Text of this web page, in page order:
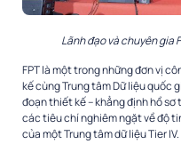
Lãnh đạo và chuyên gia
FPT là một trong những đơn vị
kế cùng Trung tâm Dữ liệu quốc
đoạn thiết kế – khẳng định hồ
các tiêu chí nghiêm ngặt về độ
của một Trung tâm dữ liệu Tier IV.